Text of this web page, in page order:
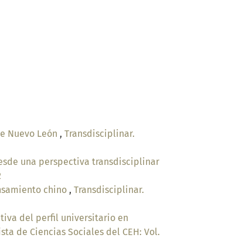
Nuevo León , Transdisciplinar.
una perspectiva transdisciplinar
chino , Transdisciplinar.
del perfil universitario en
de Ciencias Sociales del CEH: Vol.